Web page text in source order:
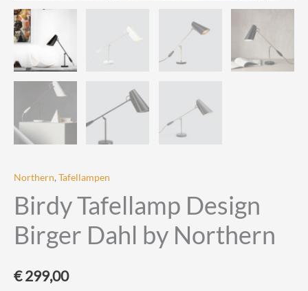
Northern, Tafellampen
Birdy Tafellamp Design
Birger Dahl by Northern
€299,00